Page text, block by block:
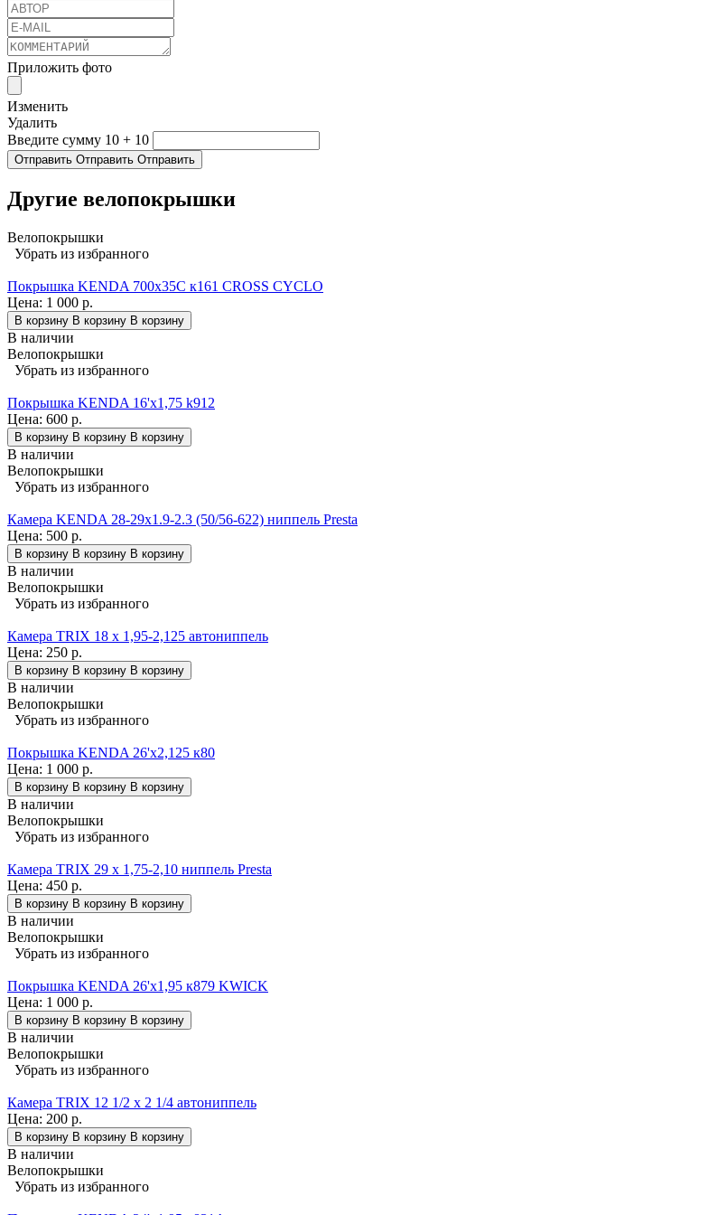
Приложить фото
Изменить
Удалить
Введите сумму 10 + 10
Отправить Отправить Отправить
Другие велопокрышки
Велопокрышки
Убрать из избранного
Покрышка KENDA 700х35С к161 CROSS CYCLO
Цена: 1 000 р.
В корзину В корзину В корзину
В наличии
Велопокрышки
Убрать из избранного
Покрышка KENDA 16'х1,75 k912
Цена: 600 р.
В корзину В корзину В корзину
В наличии
Велопокрышки
Убрать из избранного
Камера KENDA 28-29x1.9-2.3 (50/56-622) ниппель Presta
Цена: 500 р.
В корзину В корзину В корзину
В наличии
Велопокрышки
Убрать из избранного
Камера TRIX 18 x 1,95-2,125 автониппель
Цена: 250 р.
В корзину В корзину В корзину
В наличии
Велопокрышки
Убрать из избранного
Покрышка KENDA 26'х2,125 к80
Цена: 1 000 р.
В корзину В корзину В корзину
В наличии
Велопокрышки
Убрать из избранного
Камера TRIX 29 x 1,75-2,10 ниппель Presta
Цена: 450 р.
В корзину В корзину В корзину
В наличии
Велопокрышки
Убрать из избранного
Покрышка KENDA 26'х1,95 к879 KWICK
Цена: 1 000 р.
В корзину В корзину В корзину
В наличии
Велопокрышки
Убрать из избранного
Камера TRIX 12 1/2 x 2 1/4 автониппель
Цена: 200 р.
В корзину В корзину В корзину
В наличии
Велопокрышки
Убрать из избранного